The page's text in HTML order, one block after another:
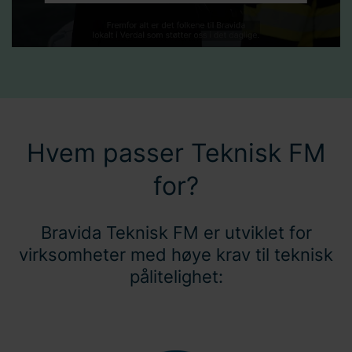
Hvem passer Teknisk FM
for?
Bravida Teknisk FM er utviklet for
virksomheter med høye krav til teknisk
pålitelighet: